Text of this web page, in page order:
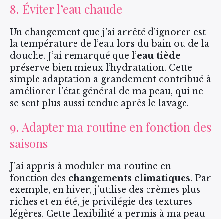
8. Éviter l’eau chaude
Un changement que j’ai arrêté d’ignorer est
la température de l’eau lors du bain ou de la
douche. J’ai remarqué que l’eau tiède
préserve bien mieux l’hydratation. Cette
simple adaptation a grandement contribué à
améliorer l’état général de ma peau, qui ne
se sent plus aussi tendue après le lavage.
9. Adapter ma routine en fonction des
saisons
J’ai appris à moduler ma routine en
fonction des changements climatiques. Par
exemple, en hiver, j’utilise des crèmes plus
riches et en été, je privilégie des textures
légères. Cette flexibilité a permis à ma peau